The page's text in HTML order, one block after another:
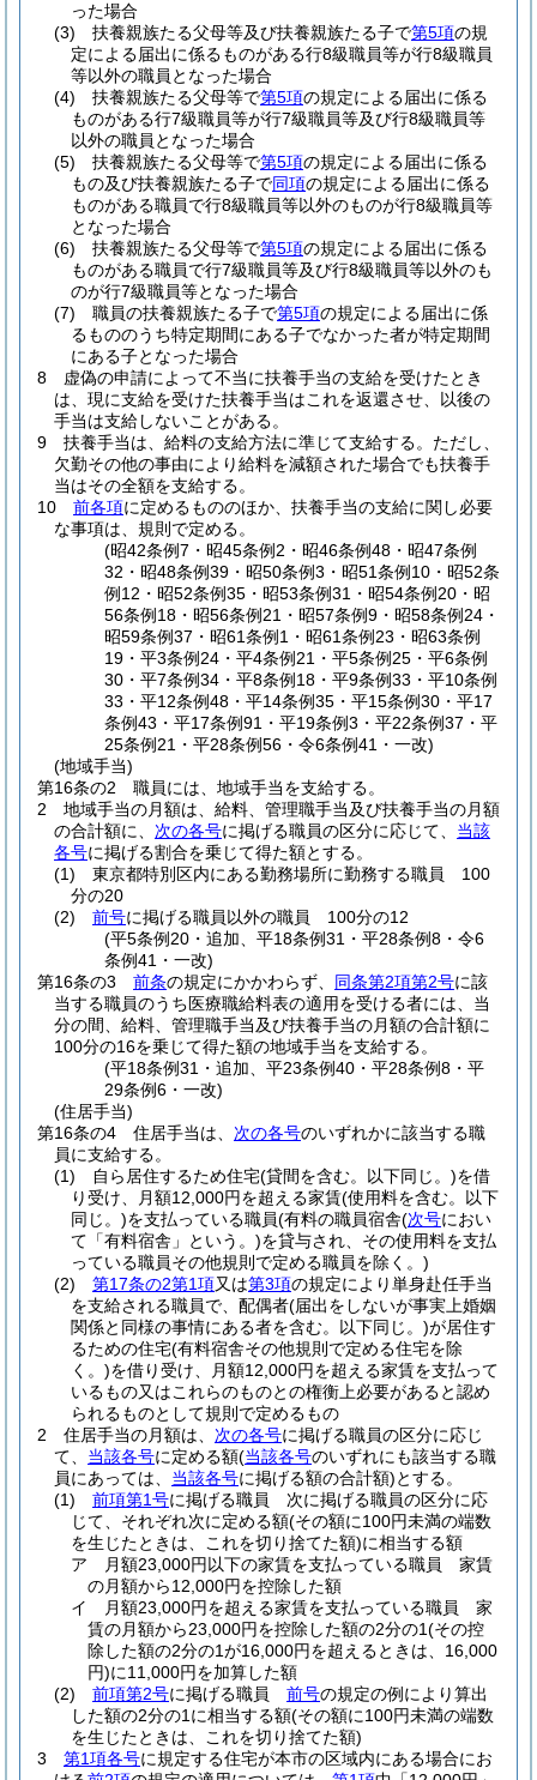
った場合
(3)
扶養親族たる父母等及び扶養親族たる子で第5項の規
定による届出に係るものがある行8級職員等が行8級職員
等以外の職員となった場合
(4)
扶養親族たる父母等で第5項の規定による届出に係る
ものがある行7級職員等が行7級職員等及び行8級職員等
以外の職員となった場合
(5)
扶養親族たる父母等で第5項の規定による届出に係る
もの及び扶養親族たる子で同項の規定による届出に係る
ものがある職員で行8級職員等以外のものが行8級職員等
となった場合
(6)
扶養親族たる父母等で第5項の規定による届出に係る
ものがある職員で行7級職員等及び行8級職員等以外のも
のが行7級職員等となった場合
(7)
職員の扶養親族たる子で第5項の規定による届出に係
るもののうち特定期間にある子でなかった者が特定期間
にある子となった場合
8
虚偽の申請によって不当に扶養手当の支給を受けたとき
は、現に支給を受けた扶養手当はこれを返還させ、以後の
手当は支給しないことがある。
9
扶養手当は、給料の支給方法に準じて支給する。 ただし、
欠勤その他の事由により給料を減額された場合でも扶養手
当はその全額を支給する。
10
前各項に定めるもののほか、扶養手当の支給に関し必要
な事項は、規則で定める。
(昭42条例7・昭45条例2・昭46条例48・昭47条例
32・昭48条例39・昭50条例3・昭51条例10・昭52条
例12・昭52条例35・昭53条例31・昭54条例20・昭
56条例18・昭56条例21・昭57条例9・昭58条例24・
昭59条例37・昭61条例1・昭61条例23・昭63条例
19・平3条例24・平4条例21・平5条例25・平6条例
30・平7条例34・平8条例18・平9条例33・平10条例
33・平12条例48・平14条例35・平15条例30・平17
条例43・平17条例91・平19条例3・平22条例37・平
25条例21・平28条例56・令6条例41・一改)
(地域手当)
第16条の2
職員には、地域手当を支給する。
2
地域手当の月額は、給料、管理職手当及び扶養手当の月額
の合計額に、 次の各号に掲げる職員の区分に応じて、 当該
各号に掲げる割合を乗じて得た額とする。
(1)
東京都特別区内にある勤務場所に勤務する職員 100
分の20
(2)
前号に掲げる職員以外の職員 100分の12
(平5条例20・追加、平18条例31・平28条例8・令6
条例41・一改)
第16条の3
前条の規定にかかわらず、 同条第2項第2号に該
当する職員のうち医療職給料表の適用を受ける者には、当
分の間、給料、管理職手当及び扶養手当の月額の合計額に
100分の16を乗じて得た額の地域手当を支給する。
(平18条例31・追加、平23条例40・平28条例8・平
29条例6・一改)
(住居手当)
第16条の4
住居手当は、 次の各号のいずれかに該当する職
員に支給する。
(1)
自ら居住するため住宅(貸間を含む。以下同じ。)を借
り受け、月額12,000円を超える家賃(使用料を含む。以下
同じ。)を支払っている職員(有料の職員宿舎(次号におい
て「有料宿舎」という。)を貸与され、その使用料を支払
っている職員その他規則で定める職員を除く。)
(2)
第17条の2第1項又は第3項の規定により単身赴任手当
を支給される職員で、配偶者(届出をしないが事実上婚姻
関係と同様の事情にある者を含む。以下同じ。)が居住す
るための住宅(有料宿舎その他規則で定める住宅を除
く。)を借り受け、月額12,000円を超える家賃を支払って
いるもの又はこれらのものとの権衡上必要があると認め
られるものとして規則で定めるもの
2
住居手当の月額は、 次の各号に掲げる職員の区分に応じ
て、 当該各号に定める額(当該各号のいずれにも該当する職
員にあっては、 当該各号に掲げる額の合計額)とする。
(1)
前項第1号に掲げる職員 次に掲げる職員の区分に応
じて、それぞれ次に定める額(その額に100円未満の端数
を生じたときは、これを切り捨てた額)に相当する額
ア
月額23,000円以下の家賃を支払っている職員 家賃
の月額から12,000円を控除した額
イ
月額23,000円を超える家賃を支払っている職員 家
賃の月額から23,000円を控除した額の2分の1(その控
除した額の2分の1が16,000円を超えるときは、16,000
円)に11,000円を加算した額
(2)
前項第2号に掲げる職員 前号の規定の例により算出
した額の2分の1に相当する額(その額に100円未満の端数
を生じたときは、これを切り捨てた額)
3
第1項各号に規定する住宅が本市の区域内にある場合にお